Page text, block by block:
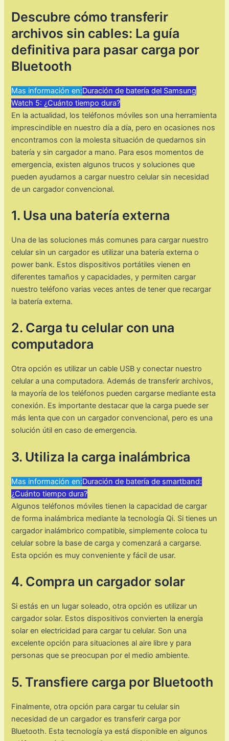
Descubre cómo transferir
archivos sin cables: La guía
definitiva para pasar carga por
Bluetooth
Mas información en:Duración de batería del Samsung
Watch 5: ¿Cuánto tiempo dura?
En la actualidad, los teléfonos móviles son una herramienta
imprescindible en nuestro día a día, pero en ocasiones nos
encontramos con la molesta situación de quedarnos sin
batería y sin cargador a mano. Para esos momentos de
emergencia, existen algunos trucos y soluciones que
pueden ayudarnos a cargar nuestro celular sin necesidad
de un cargador convencional.
1. Usa una batería externa
Una de las soluciones más comunes para cargar nuestro
celular sin un cargador es utilizar una batería externa o
power bank. Estos dispositivos portátiles vienen en
diferentes tamaños y capacidades, y permiten cargar
nuestro teléfono varias veces antes de tener que recargar
la batería externa.
2. Carga tu celular con una
computadora
Otra opción es utilizar un cable USB y conectar nuestro
celular a una computadora. Además de transferir archivos,
la mayoría de los teléfonos pueden cargarse mediante esta
conexión. Es importante destacar que la carga puede ser
más lenta que con un cargador convencional, pero es una
solución útil en caso de emergencia.
3. Utiliza la carga inalámbrica
Mas información en:Duración de batería de smartband:
¿Cuánto tiempo dura?
Algunos teléfonos móviles tienen la capacidad de cargar
de forma inalámbrica mediante la tecnología Qi. Si tienes un
cargador inalámbrico compatible, simplemente coloca tu
celular sobre la base de carga y comenzará a cargarse.
Esta opción es muy conveniente y fácil de usar.
4. Compra un cargador solar
Si estás en un lugar soleado, otra opción es utilizar un
cargador solar. Estos dispositivos convierten la energía
solar en electricidad para cargar tu celular. Son una
excelente opción para situaciones al aire libre y para
personas que se preocupan por el medio ambiente.
5. Transfiere carga por Bluetooth
Finalmente, otra opción para cargar tu celular sin
necesidad de un cargador es transferir carga por
Bluetooth. Esta tecnología ya está disponible en algunos